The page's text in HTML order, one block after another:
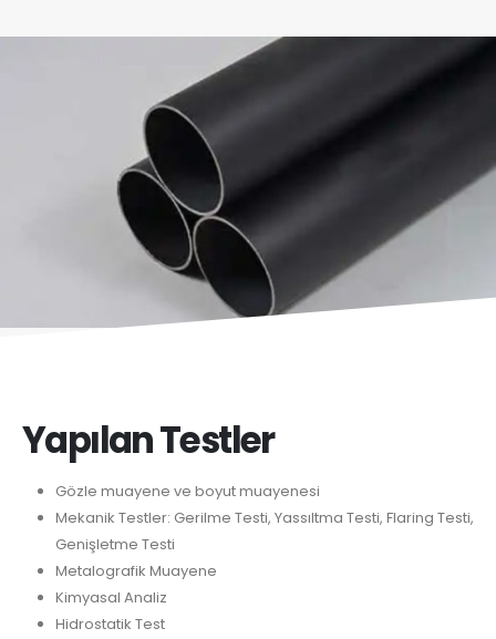
Yapılan Testler
Gözle muayene ve boyut muayenesi
Mekanik Testler: Gerilme Testi, Yassıltma Testi, Flaring Testi,
Genişletme Testi
Metalografik Muayene
Kimyasal Analiz
Hidrostatik Test